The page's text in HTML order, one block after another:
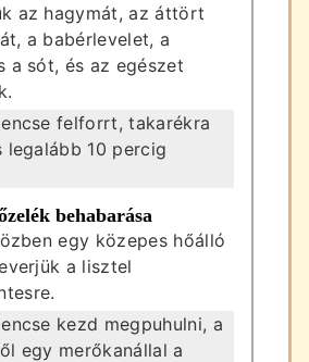
az hagymát, az áttört
a babérlevelet, a
a sót, és az egészet
felforrt, takarékra
legalább 10 percig
behabarása
egy közepes hőálló
a lisztel
kezd megpuhulni, a
egy merőkanállal a